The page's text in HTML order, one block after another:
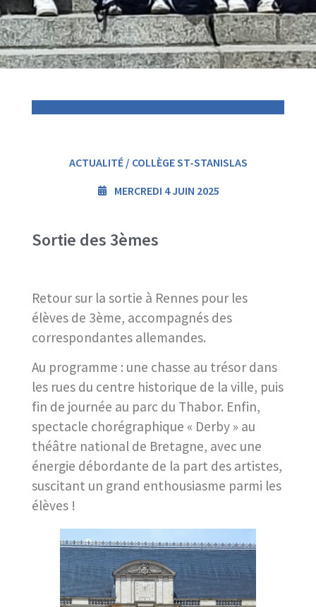
ACTUALITÉ / COLLÈGE ST-STANISLAS
MERCREDI 4 JUIN 2025
Sortie des 3èmes
Retour sur la sortie à Rennes pour les
élèves de 3ème, accompagnés des
correspondantes allemandes.
Au programme : une chasse au trésor dans
les rues du centre historique de la ville, puis
fin de journée au parc du Thabor. Enfin,
spectacle chorégraphique « Derby » au
théâtre national de Bretagne, avec une
énergie débordante de la part des artistes,
suscitant un grand enthousiasme parmi les
élèves !